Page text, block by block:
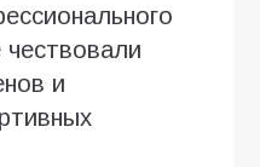
чествовали
и